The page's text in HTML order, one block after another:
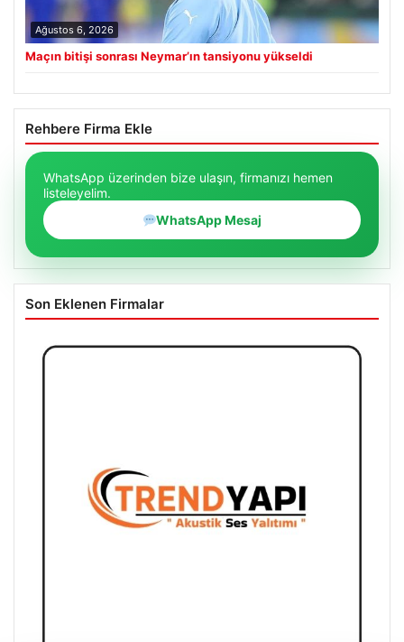
Ağustos 6, 2026
Maçın bitişi sonrası Neymar’ın tansiyonu yükseldi
Rehbere Firma Ekle
WhatsApp üzerinden bize ulaşın, firmanızı hemen
listeleyelim.
WhatsApp Mesaj
Son Eklenen Firmalar